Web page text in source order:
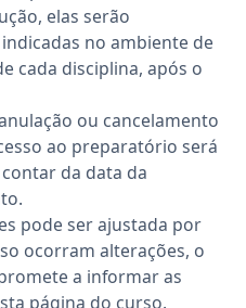
elas serão
no ambiente de
cada disciplina, após o
ou cancelamento
ao preparatório será
da data da
pode ser ajustada por
ocorram alterações, o
a informar as
página do curso.